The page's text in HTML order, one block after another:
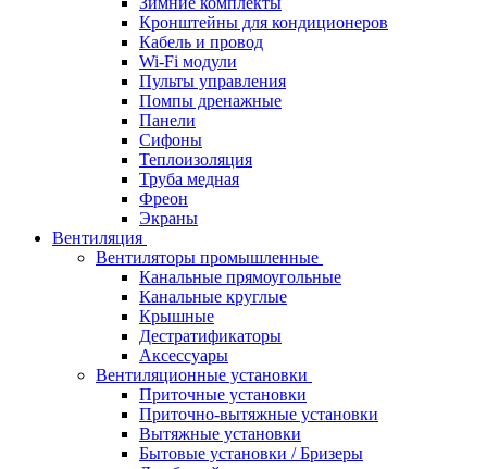
Кронштейны для кондиционеров
Кабель и провод
Wi-Fi модули
Пульты управления
Помпы дренажные
Панели
Сифоны
Теплоизоляция
Труба медная
Фреон
Экраны
Вентиляция
Вентиляторы промышленные
Канальные прямоугольные
Канальные круглые
Крышные
Дестратификаторы
Аксессуары
Вентиляционные установки
Приточные установки
Приточно-вытяжные установки
Вытяжные установки
Бытовые установки / Бризеры